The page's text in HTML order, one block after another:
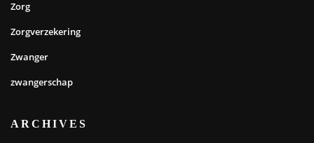
Zorg
Zorgverzekering
Zwanger
zwangerschap
ARCHIVES